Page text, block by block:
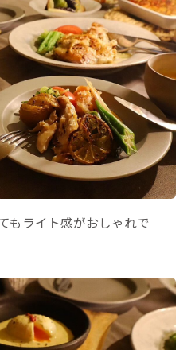
もライト感がおしゃれで